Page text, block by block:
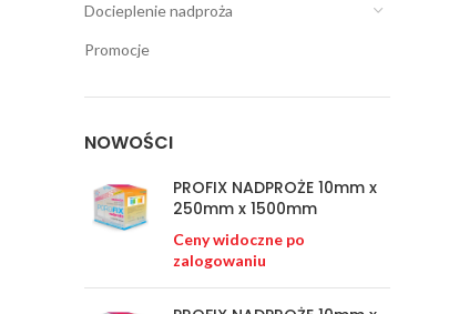
Docieplenie nadproża
Promocje
NOWOŚCI
PROFIX NADPROŻE 10mm x
250mm x 1500mm
Ceny widoczne po
zalogowaniu